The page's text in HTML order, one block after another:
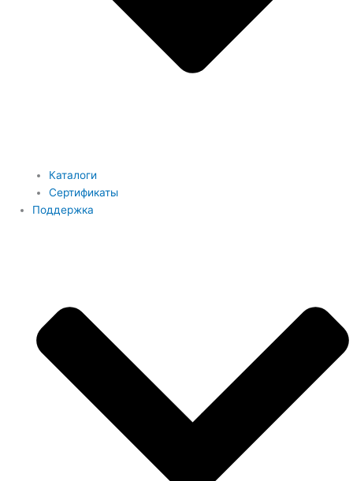
Каталоги
Сертификаты
Поддержка